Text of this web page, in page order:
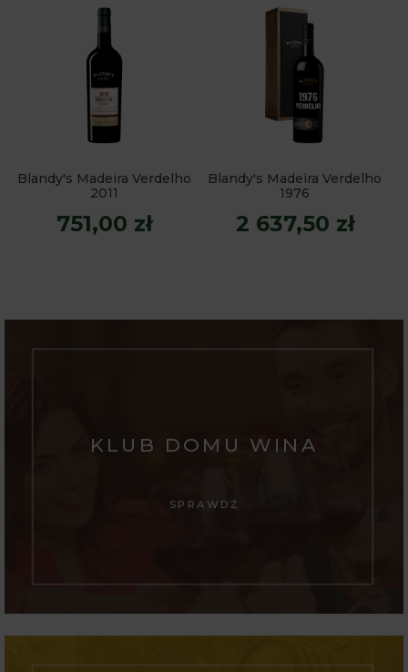
Blandy's Madeira Verdelho
2011
751,00 zł
Blandy's Madeira Verdelho
1976
2 637,50 zł
KLUB DOMU WINA
SPRAWDŹ